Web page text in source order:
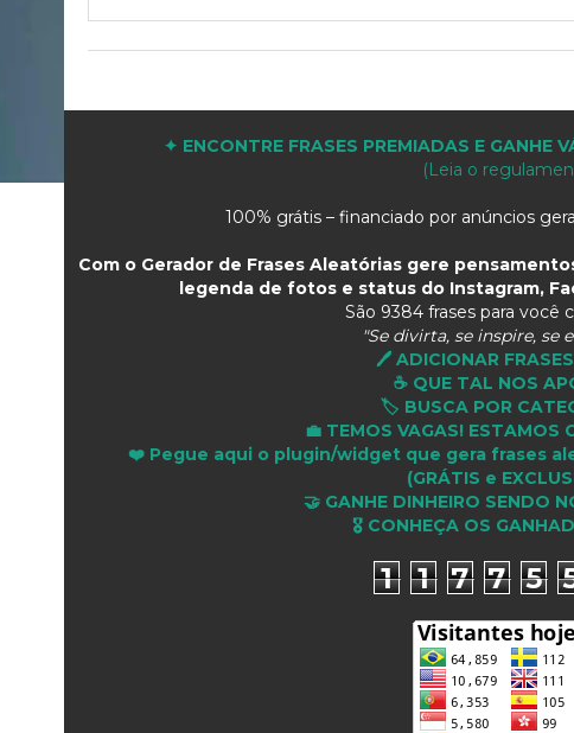
✦ ENCONTRE FRASES PREMIADAS E GANHE
(Leia o
100% grátis – financiado por anúncios
Com o Gerador de Frases Aleatórias gere
legenda de fotos e status do Instagram,
São 9384 frases para você
"Se divirta, se inspire, se
🖊️ ADICIONAR
☕ QUE TAL NOS
🏷️ BUSCA POR
💼 TEMOS VAGAS! ESTAMOS
❤️ Pegue aqui o plugin/widget que gera frases
(GRÁTIS e
🤝 GANHE DINHEIRO SENDO
🎖 CONHEÇA OS
1 1 7 7 5